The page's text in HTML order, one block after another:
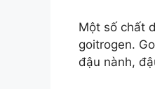
Một số chất
goitrogen.
đậu nành,